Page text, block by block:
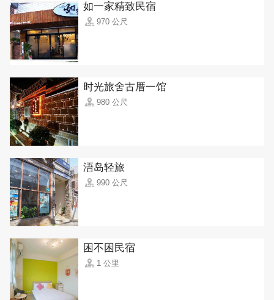
如一家精致民宿
970 公尺
时光旅舍古厝一馆
980 公尺
浯岛轻旅
990 公尺
困不困民宿
1 公里